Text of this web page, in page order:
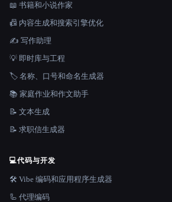
📖 书籍和小说作家
📠 内容生成和搜索引擎优化
✍️ 写作助理
💡 即时库与工程
🏷️ 名称、口号和命名生成器
📚 家庭作业和作文助手
📝 文本生成
📝 求职信生成器
💻代码与开发
🛠️ Vibe 编码和应用程序生成器
🦾 代理编码